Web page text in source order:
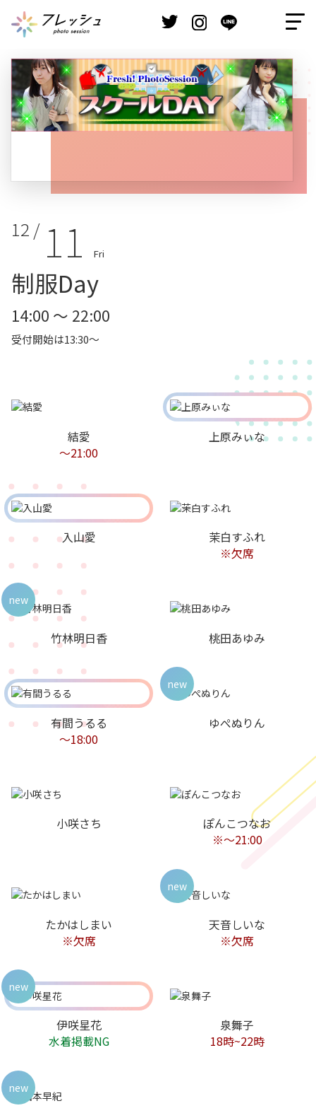
12 / 11 Fri
制服Day
14:00 ～ 22:00
受付開始は13:30～
結愛
〜21:00
上原みぃな
入山愛
茉白すふれ
※欠席
竹林明日香
new
桃田あゆみ
有間うるる
〜18:00
ゆぺぬりん
new
小咲さち
ぽんこつなお
※～21:00
たかはしまい
※欠席
天音しいな
※欠席
new
伊咲星花
水着掲載NG
new
泉舞子
18時~22時
new